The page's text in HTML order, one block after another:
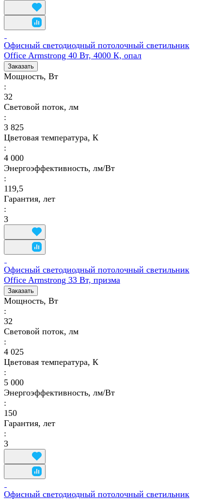
Офисный светодиодный потолочный светильник
Office Armstrong 40 Вт, 4000 К, опал
Заказать
Мощность, Вт
:
32
Световой поток, лм
:
3 825
Цветовая температура, К
:
4 000
Энергоэффективность, лм/Вт
:
119,5
Гарантия, лет
:
3
Офисный светодиодный потолочный светильник
Office Armstrong 33 Вт, призма
Заказать
Мощность, Вт
:
32
Световой поток, лм
:
4 025
Цветовая температура, К
:
5 000
Энергоэффективность, лм/Вт
:
150
Гарантия, лет
:
3
Офисный светодиодный потолочный светильник